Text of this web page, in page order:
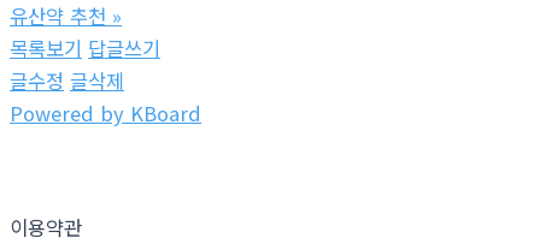
유산약 추천 »
목록보기 답글쓰기
글수정 글삭제
Powered by KBoard
이용약관